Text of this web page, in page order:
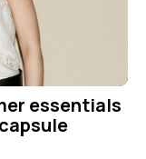
essentials
capsule